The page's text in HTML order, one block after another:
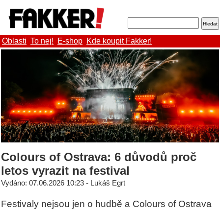
Oblasti To nej! E-shop Kde koupit Fakker!
Colours of Ostrava: 6 důvodů proč
letos vyrazit na festival
Vydáno: 07.06.2026 10:23 - Lukáš Egrt
Festivaly nejsou jen o hudbě a Colours of Ostrava